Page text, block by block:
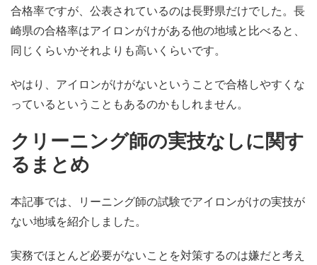
合格率ですが、公表されているのは長野県だけでした。長
崎県の合格率はアイロンがけがある他の地域と比べると、
同じくらいかそれよりも高いくらいです。
やはり、アイロンがけがないということで合格しやすくな
っているということもあるのかもしれません。
クリーニング師の実技なしに関す
るまとめ
本記事では、リーニング師の試験でアイロンがけの実技が
ない地域を紹介しました。
実務でほとんど必要がないことを対策するのは嫌だと考え